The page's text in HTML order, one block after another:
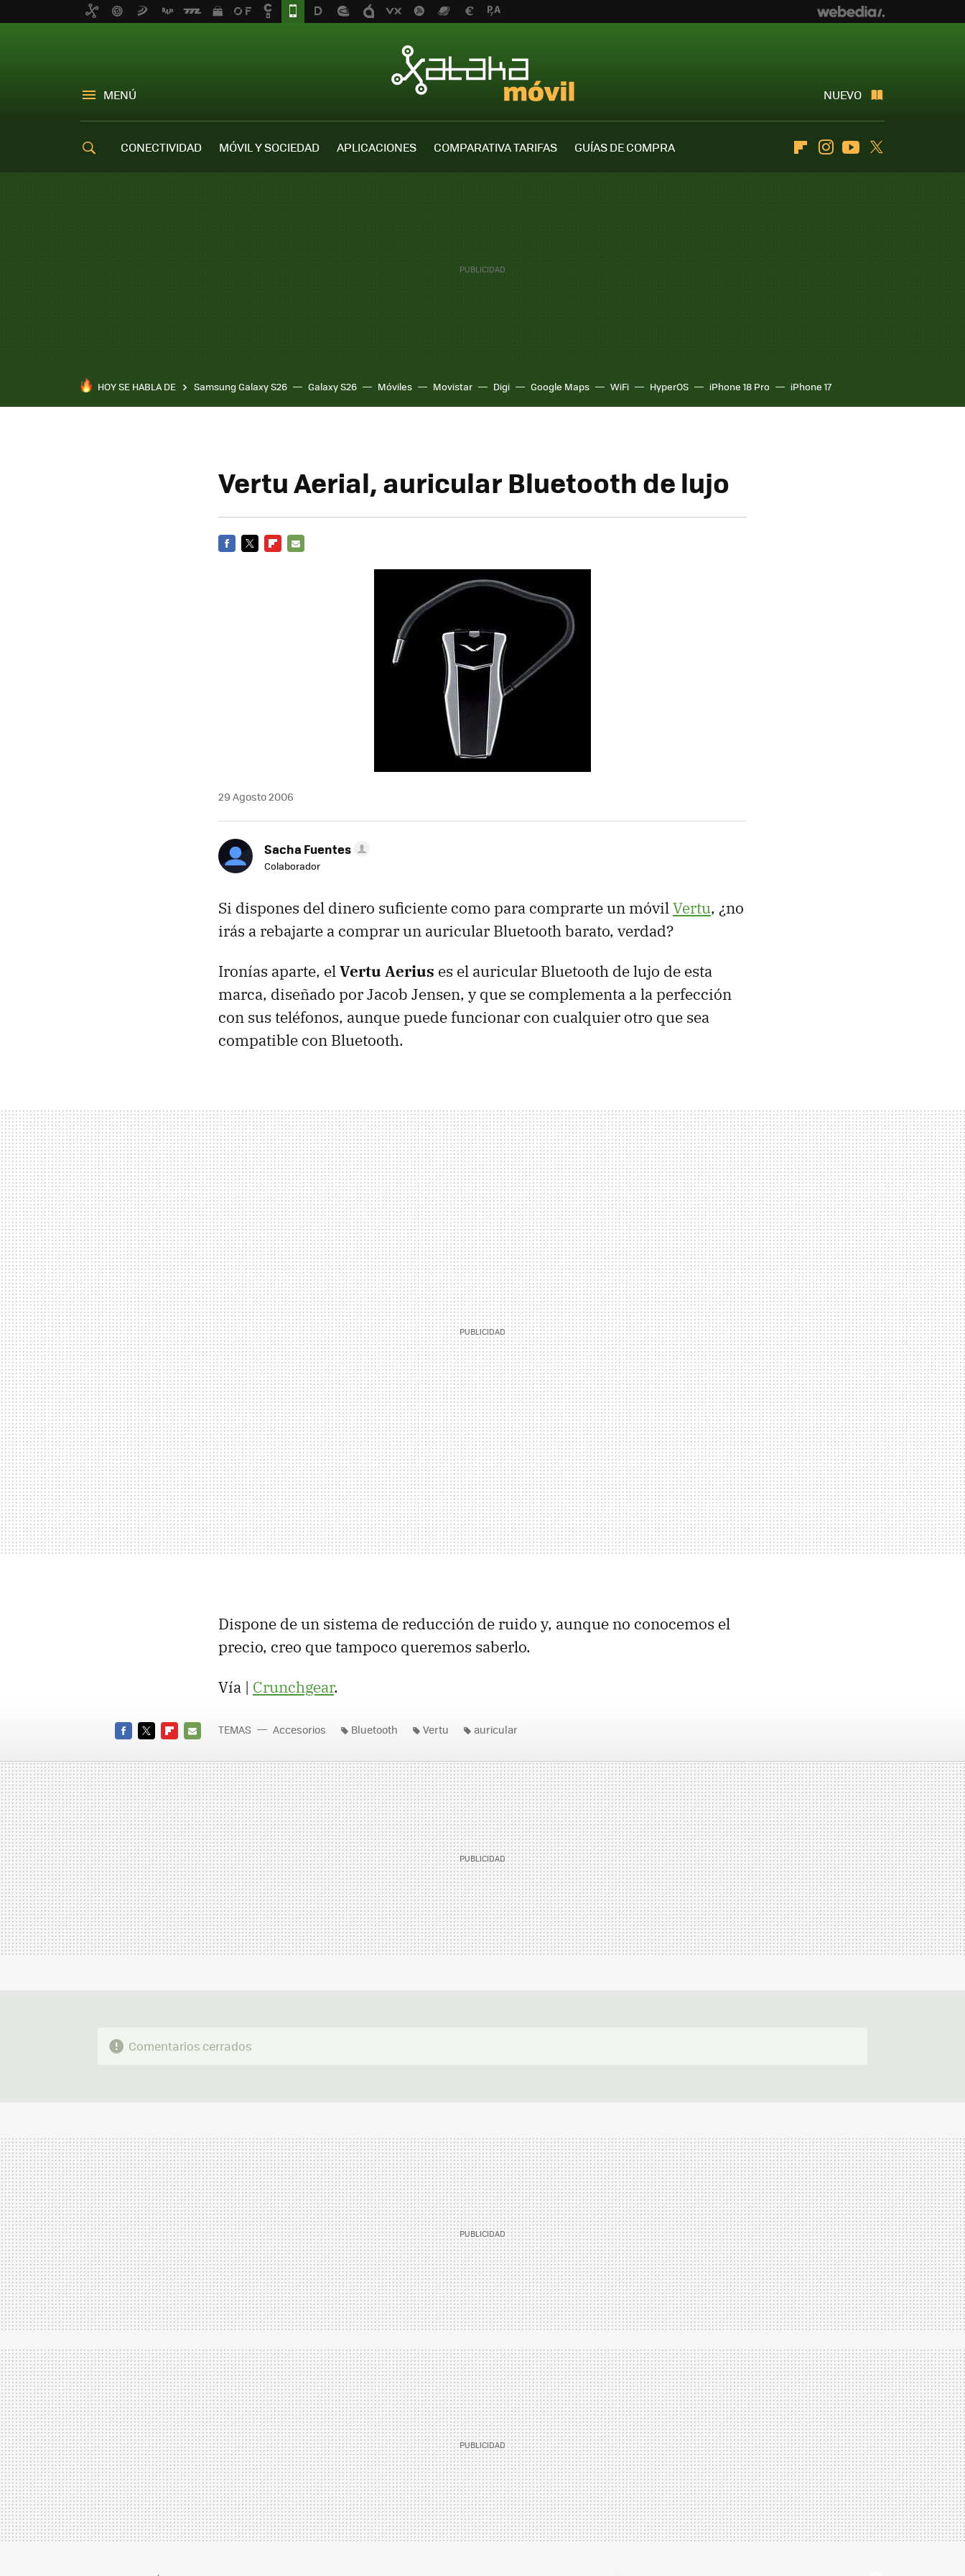
MENÚ NUEVO
CONECTIVIDAD MÓVIL Y SOCIEDAD APLICACIONES COMPARATIVA TARIFAS
GUÍAS DE COMPRA
FlipboardInstagramYoutube
HOY SE HABLA DE Samsung Galaxy S26 Galaxy S26 Móviles Movistar Digi Google Maps WiFi HyperOS iPhone 18 Pro iPhone 17
Vertu Aerial, auricular Bluetooth de lujo
29 Agosto 2006
Sacha Fuentes
Colaborador
Si dispones del dinero suficiente como para comprarte un móvilVertu, ¿no
irás a rebajarte a comprar un auricular Bluetooth barato, verdad?
Ironías aparte, elVertu Aerius es el auricular Bluetooth de lujo de esta
marca, diseñado por Jacob Jensen, y que se complementa a la perfección
con sus teléfonos, aunque puede funcionar con cualquier otro que sea
compatible con Bluetooth.
Dispone de un sistema de reducción de ruido y, aunque no conocemos el
precio, creo que tampoco queremos saberlo.
Vía | Crunchgear.
MAIL
TEMAS Accesorios Bluetooth Vertu auricular
Comentarios cerrados